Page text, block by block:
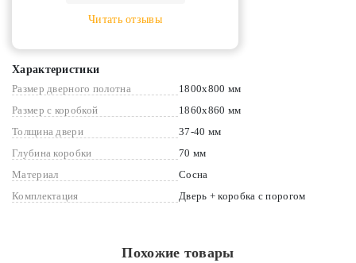
Читать отзывы
Характеристики
Размер дверного полотна
1800x800 мм
Размер с коробкой
1860x860 мм
Толщина двери
37-40 мм
Глубина коробки
70 мм
Материал
Сосна
Комплектация
Дверь + коробка с порогом
Похожие товары